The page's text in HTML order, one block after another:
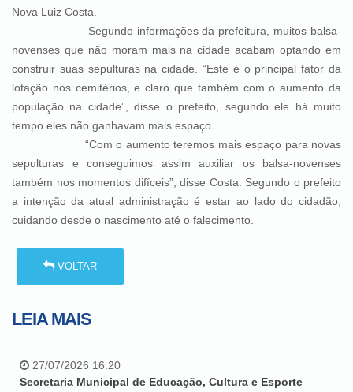
Nova Luiz Costa.
Segundo informações da prefeitura, muitos balsa-
novenses que não moram mais na cidade acabam optando em
construir suas sepulturas na cidade. “Este é o principal fator da
lotação nos cemitérios, e claro que também com o aumento da
população na cidade”, disse o prefeito, segundo ele há muito
tempo eles não ganhavam mais espaço.
“Com o aumento teremos mais espaço para novas
sepulturas e conseguimos assim auxiliar os balsa-novenses
também nos momentos difíceis”, disse Costa. Segundo o prefeito
a intenção da atual administração é estar ao lado do cidadão,
cuidando desde o nascimento até o falecimento.
VOLTAR
LEIA MAIS
27/07/2026 16:20
Secretaria Municipal de Educação, Cultura e Esporte